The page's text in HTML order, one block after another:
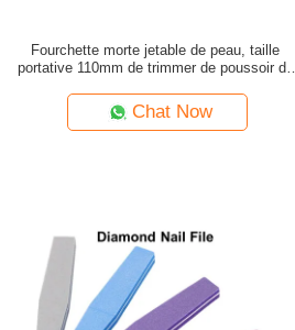
Fourchette morte jetable de peau, taille
portative 110mm de trimmer de poussoir de
Chat Now